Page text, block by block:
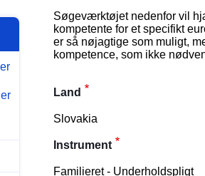
Søgeværktøjet nedenfor vil
kompetente for et specifikt
er så nøjagtige som muligt,
kompetence, som ikke
Land
Slovakia
Instrument
Familieret - Underholdspligt